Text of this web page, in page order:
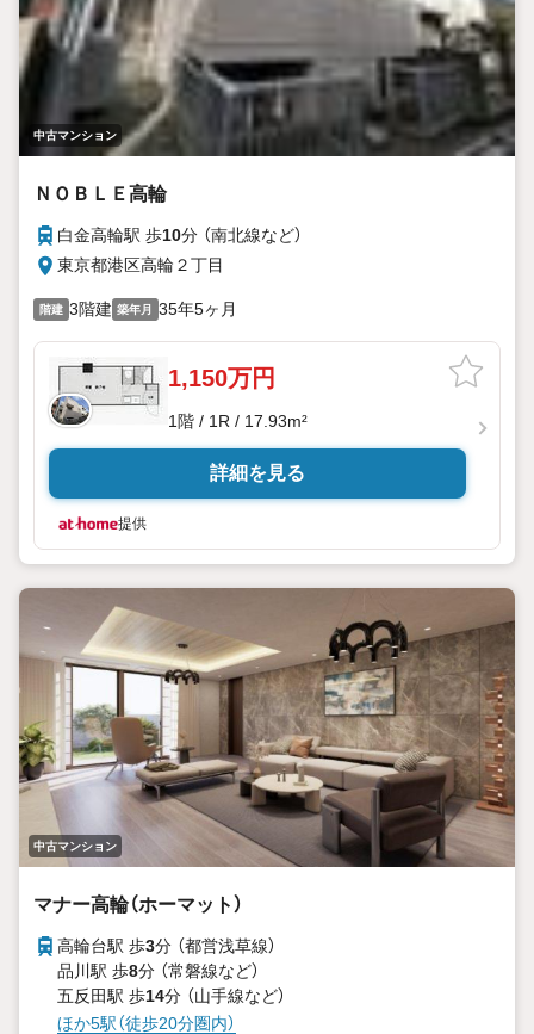
中古マンション
ＮＯＢＬＥ高輪
白金高輪駅 歩10分 （南北線など）
東京都港区高輪２丁目
階建 3階建 築年月 35年5ヶ月
1,150万円
1階 / 1R / 17.93m²
詳細を見る
提供
中古マンション
マナー高輪（ホーマット）
高輪台駅 歩3分 （都営浅草線）
品川駅 歩8分 （常磐線など）
五反田駅 歩14分 （山手線など）
ほか5駅（徒歩20分圏内）